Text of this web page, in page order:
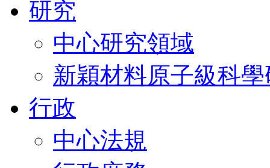
研究
中心研究領域
新穎材料原子級科
行政
中心法規